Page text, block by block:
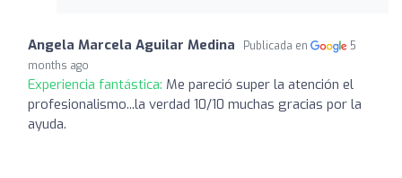
Angela Marcela Aguilar Medina Publicada en
5
months ago
Experiencia fantástica: Me pareció super la atención el
profesionalismo...la verdad 10/10 muchas gracias por la
ayuda.